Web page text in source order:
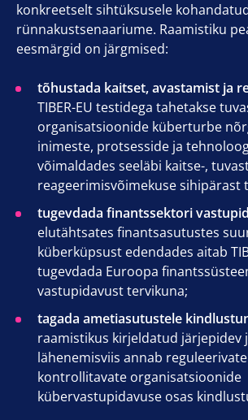
konkreetselt sihtüksusele
rünnakustsenaariume. Raamistiku
eesmärgid on järgmised:
tõhustada kaitset, avastamist ja
TIBER-EU testidega tahetakse
organisatsioonide küberturbe
inimeste, protsesside ja
võimaldades seeläbi kaitse-,
reageerimisvõimekuse sihipärast
tugevdada finantssektori
elutähtsates finantsasutustes
küberküpsust edendades aitab
tugevdada Euroopa
vastupidavust tervikuna;
tagada ametiasutustele
raamistikus kirjeldatud järjepidev
lähenemisviis annab
kontrollitavate organisatsioonide
kübervastupidavuse osas